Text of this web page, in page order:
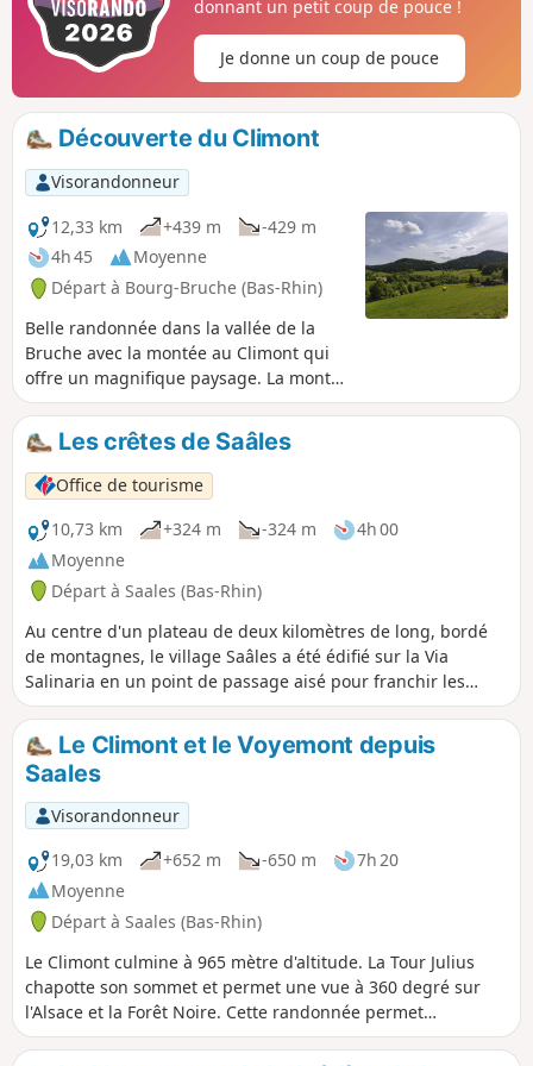
donnant un petit coup de pouce !
Je donne un coup de pouce
Découverte du Climont
Visorandonneur
12,33 km
+439 m
-429 m
4h 45
Moyenne
Départ à Bourg-Bruche (Bas-Rhin)
Belle randonnée dans la vallée de la
Bruche avec la montée au Climont qui
offre un magnifique paysage. La montée
entre (2) et (3) se fait sur un sentier et
est un peu sportive mais vaut largement
l'effort. La descente est plus régulière et
sur un chemin forestier.
Les crêtes de Saâles
Office de tourisme
10,73 km
+324 m -324 m
4h 00
Moyenne
Départ à Saales (Bas-Rhin)
Au centre d'un plateau de deux kilomètres de long, bordé
de montagnes, le village Saâles a été édifié sur la Via
Salinaria en un point de passage aisé pour franchir les
Vosges. La commune a confirmé sa vocation de bourg
commercial tout au long de l'histoire. Dès 1743, en effet,
elle obtient le privilège de tenir une foire et un marché. En
1924, l'hôtel de ville, reconstruit, abrite au rez-de-chaussée,
les halles du marché.
Le Climont et le Voyemont depuis
Saales
Visorandonneur
19,03 km
+652 m -650 m
7h 20
Moyenne
Départ à Saales (Bas-Rhin)
Le Climont culmine à 965 mètre d'altitude. La Tour Julius
chapotte son sommet et permet une vue à 360 degré sur
l'Alsace et la Forêt Noire. Cette randonnée permet
d'atteindre ce sommet en partant de Saales. La moitiée de
la randonnée est plate. Un autre quart se fait ensuite en